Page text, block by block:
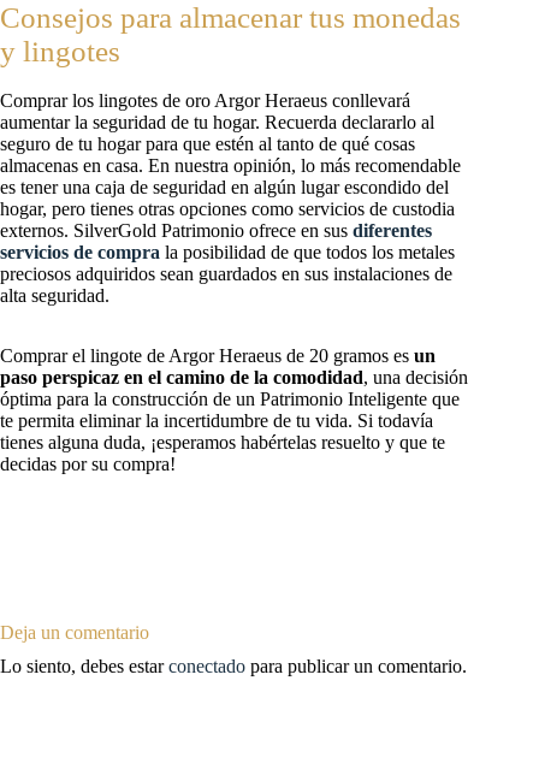
Consejos para almacenar tus monedas
y lingotes
Comprar los lingotes de oro Argor Heraeus conllevará
aumentar la seguridad de tu hogar. Recuerda declararlo al
seguro de tu hogar para que estén al tanto de qué cosas
almacenas en casa. En nuestra opinión, lo más recomendable
es tener una caja de seguridad en algún lugar escondido del
hogar, pero tienes otras opciones como servicios de custodia
externos. SilverGold Patrimonio ofrece en sus diferentes
servicios de compra la posibilidad de que todos los metales
preciosos adquiridos sean guardados en sus instalaciones de
alta seguridad.
Comprar el lingote de Argor Heraeus de 20 gramos es un
paso perspicaz en el camino de la comodidad, una decisión
óptima para la construcción de un Patrimonio Inteligente que
te permita eliminar la incertidumbre de tu vida. Si todavía
tienes alguna duda, ¡esperamos habértelas resuelto y que te
decidas por su compra!
Deja un comentario
Lo siento, debes estarconectado para publicar un comentario.